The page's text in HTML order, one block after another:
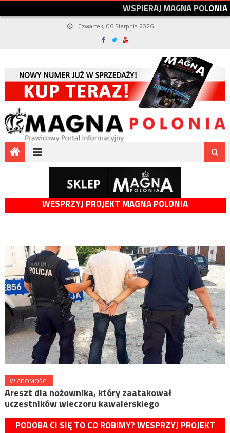
WSPIERAJMAGNAPOLONIA
Czwartek, 06 Sierpnia 2026
WESPRZYJ PROJEKT MAGNA POLONIA
WIADOMOŚCI
Areszt dla nożownika, który zaatakował
uczestników wieczoru kawalerskiego
PODOBA CI SIĘ TO CO ROBIMY? WESPRZYJ PROJEKT